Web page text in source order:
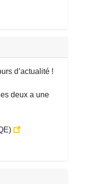
d’actualité !
deux a une